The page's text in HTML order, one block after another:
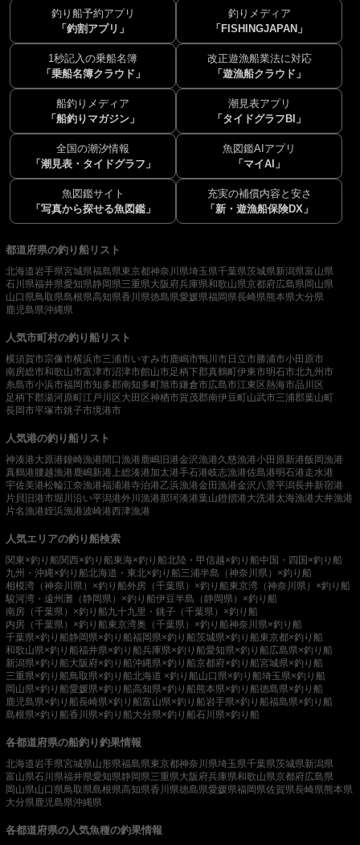
釣り船予約アプリ
「釣割アプリ」
釣りメディア
「FISHINGJAPAN」
1秒記入の乗船名簿
「乗船名簿クラウド」
改正遊漁船業法に対応
「遊漁船クラウド」
船釣りメディア
「船釣りマガジン」
潮見表アプリ
「タイドグラフBI」
全国の潮汐情報
「潮見表・タイドグラフ」
魚図鑑AIアプリ
「マイAI」
魚図鑑サイト
「写真から探せる魚図鑑」
充実の補償内容と安さ
「新・遊漁船保険DX」
都道府県の釣り船リスト
北海道岩手県宮城県福島県東京都神奈川県埼玉県千葉県茨城県新潟県富山県
石川県福井県愛知県静岡県三重県大阪府兵庫県和歌山県京都府広島県岡山県
山口県鳥取県島根県高知県香川県徳島県愛媛県福岡県長崎県熊本県大分県
鹿児島県沖縄県
人気市町村の釣り船リスト
横須賀市宗像市横浜市三浦市いすみ市鹿嶋市鴨川市 日立市勝浦市小田原市
南房総市和歌山市富津市沼津市館山市足柄下郡真鶴町伊東市明石市北九州市
糸島市小浜市福岡市知多郡南知多町旭市鎌倉市広島市江東区熱海市品川区
足柄下郡湯河原町江戸川区 大田区神栖市賀茂郡南伊豆町山武市三浦郡葉山町
長岡市平塚市銚子市境港市
人気港の釣り船リスト
神湊港大原港鐘崎漁港 間口漁港鹿嶋旧港金沢漁港久慈漁港小田原新港飯岡漁港
真鶴港 腰越漁港鹿嶋新港 上総湊港加太港手石港岐志漁港佐島港明石港走水港
宇佐美港松輪江奈漁港福浦港寺泊港乙浜漁港金田漁港金沢八景平潟長井新宿港
片貝旧港市堀川沿い平潟港外川漁港那珂湊港葉山鐙摺港大洗港太海漁港大井漁港
片名漁港姪浜漁港波崎港西津漁港
人気エリアの釣り船検索
関東×釣り船関西×釣り船東海×釣り船北陸・甲信越×釣り船中国・四国×釣り船
九州・沖縄×釣り船北海道・東北×釣り船三浦半島（神奈川県）×釣り船
相模湾（神奈川県）×釣り船外房（千葉県）×釣り船東京湾（神奈川県）×釣り船
駿河湾・遠州灘（静岡県）×釣り船伊豆半島（静岡県）×釣り船
南房（千葉県）×釣り船九十九里・銚子（千葉県）×釣り船
内房（千葉県）×釣り船東京湾奥（千葉県）×釣り船神奈川県×釣り船
千葉県×釣り船静岡県×釣り船福岡県×釣り船茨城県×釣り船東京都×釣り船
和歌山県×釣り船福井県×釣り船兵庫県×釣り船愛知県×釣り船広島県×釣り船
新潟県×釣り船大阪府×釣り船沖縄県×釣り船京都府×釣り船宮城県×釣り船
三重県×釣り船鳥取県×釣り船北海道 ×釣り船山口県×釣り船埼玉県×釣り船
岡山県×釣り船愛媛県×釣り船高知県×釣り船熊本県×釣り船徳島県×釣り船
鹿児島県×釣り船長崎県×釣り船富山県×釣り船岩手県×釣り船福島県×釣り船
島根県×釣り船香川県×釣り船大分県×釣り船石川県×釣り船
各都道府県の船釣り釣果情報
北海道岩手県宮城県山形県福島県東京都神奈川県埼玉県千葉県茨城県新潟県
富山県石川県福井県愛知県静岡県三重県大阪府兵庫県和歌山県京都府広島県
岡山県山口県鳥取県島根県高知県香川県徳島県愛媛県福岡県佐賀県長崎県熊本県
大分県鹿児島県沖縄県
各都道府県の人気魚種の釣果情報